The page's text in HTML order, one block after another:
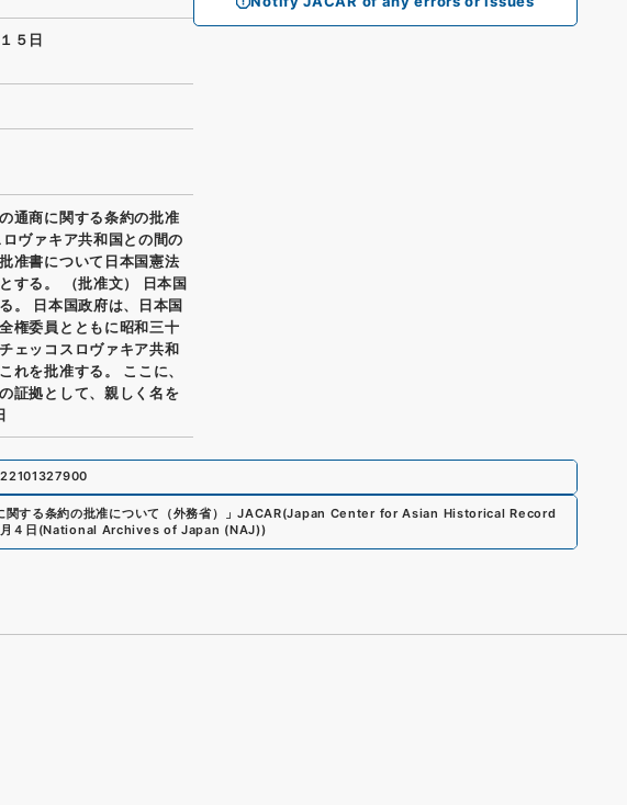
５日
通商に関する条約の批准
ヴァキア共和国との間の
准書について日本国憲法
する。 （批准文） 日本国
。 日本国政府は、日本国
権委員とともに昭和三十
ェッコスロヴァキア共和
れを批准する。 ここに、
証拠として、親しく名を
する条約の批准について（外務省） 」JACAR(Japan Center for Asian Historical Record
４日 (National Archives of Japan (NAJ))